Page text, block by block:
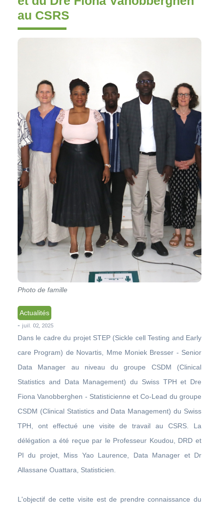
au CSRS
Photo de famille
Actualités
- juil. 02, 2025
Dans le cadre du projet STEP (Sickle cell Testing and Early
care Program) de Novartis, Mme Moniek Bresser - Senior
Data Manager au niveau du groupe CSDM (Clinical
Statistics and Data Management) du Swiss TPH et Dre
Fiona Vanobberghen - Statisticienne et Co-Lead du groupe
CSDM (Clinical Statistics and Data Management) du Swiss
TPH, ont effectué une visite de travail au CSRS. La
délégation a été reçue par le Professeur Koudou, DRD et
PI du projet, Miss Yao Laurence, Data Manager et Dr
Allassane Ouattara, Statisticien.
L'objectif de cette visite est de prendre connaissance du